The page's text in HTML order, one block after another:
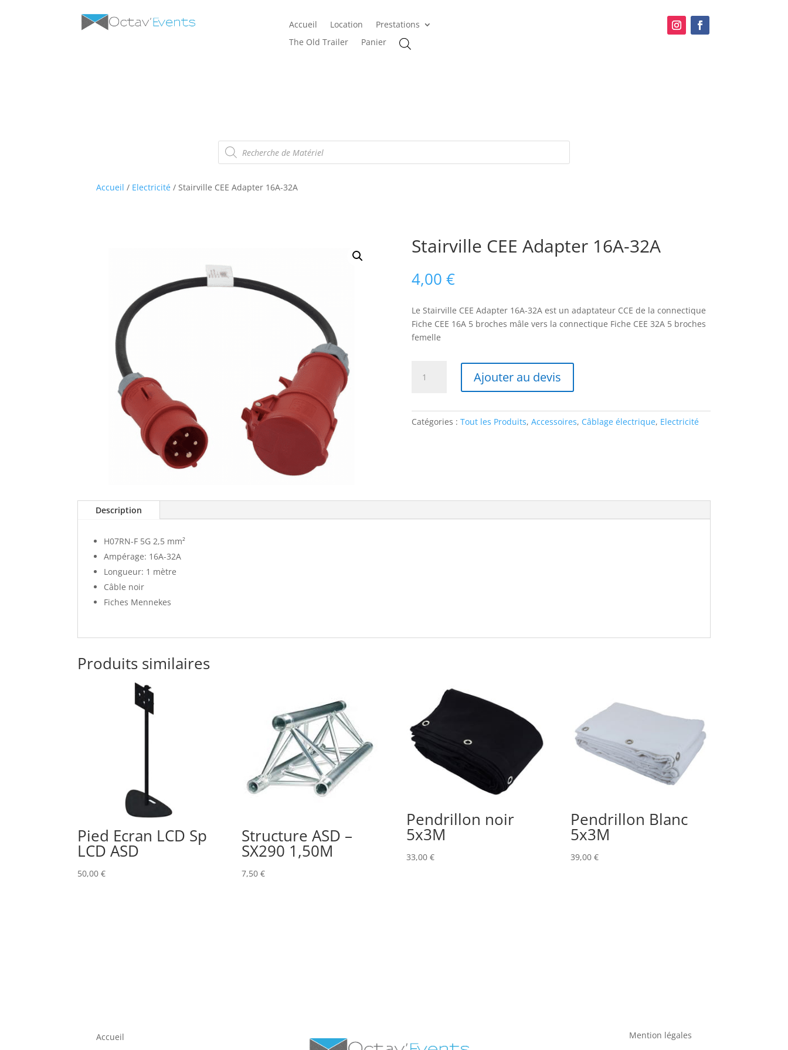
Accueil Location
Prestations
The Old Trailer
Panier
Recherche
de
produits
Accueil / Electricité / Stairville CEE Adapter 16A-32A
Stairville CEE Adapter 16A-32A
4,00 €
Le Stairville CEE Adapter 16A-32A est un adaptateur CCE de la connectique
Fiche CEE 16A 5 broches mâle vers la connectique Fiche CEE 32A 5 broches
femelle
Adapter
Ajouter au devis
Catégories : Tout les Produits, Accessoires, Câblage électrique, Electricité
Description
H07RN-F 5G 2,5 mm²
Ampérage: 16A-32A
Longueur: 1 mètre
Câble noir
Fiches Mennekes
Produits similaires
Pied Ecran LCD Sp
LCD ASD
50,00 €
Structure ASD –
SX290 1,50M
7,50€
Pendrillon noir
5x3M
33,00 €
Pendrillon Blanc
5x3M
39,00 €
Accueil
Mention légales